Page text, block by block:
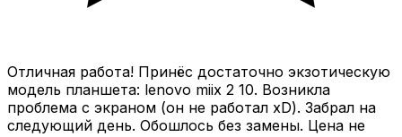
Отличная работа! Принёс достаточно экзотическую
модель планшета: lenovo miix 2 10. Возникла
проблема с экраном (он не работал xD). Забрал на
следующий день. Обошлось без замены. Цена не